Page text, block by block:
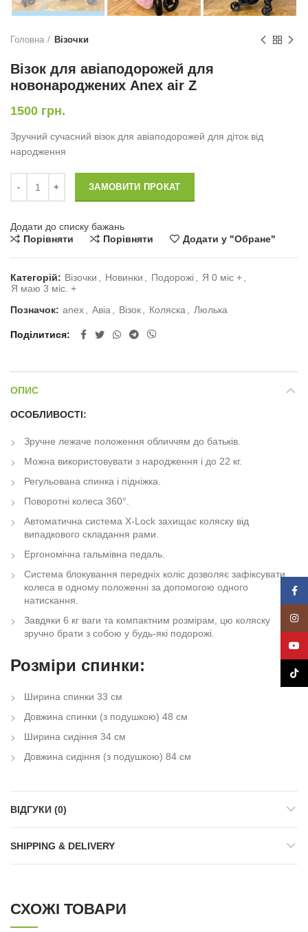
Головна Візочки
Візок для авіаподорожей для
новонароджених Anex air Z
1500 грн.
Зручний сучасний візок для авіаподорожей для діток від
народження
ЗАМОВИТИ ПРОКАТ
Додати до списку бажань
Порівняти
Порівняти Додати у "Обране"
Категорій: Візочки , Новинки , Подорожі, Я 0 міс +,
Я маю 3 міс. +
Позначок: anex, Авіа, Візок, Коляска, Люлька
Поділитися
ОПИС
ОСОБЛИВОСТІ:
Зручне лежаче положення обличчям до батьків.
Можна використовувати з народження і до 22 кг.
Регульована спинка і підніжка.
Поворотні колеса 360°.
Автоматична система X-Lock захищає коляску від
випадкового складання рами.
Ергономічна гальмівна педаль.
Система блокування передніх коліс дозволяє зафіксувати
колеса в одному положенні за допомогою одного
натискання.
Завдяки 6 кг ваги та компактним розмірам, цю коляску
зручно брати з собою у будь-які подорожі.
Розміри спинки:
Ширина спинки 33 см
Довжина спинки (з подушкою) 48 см
Ширина сидіння 34 см
Довжина сидіння (з подушкою) 84 см
ВІДГУКИ (0)
SHIPPING & DELIVERY
СХОЖІ ТОВАРИ